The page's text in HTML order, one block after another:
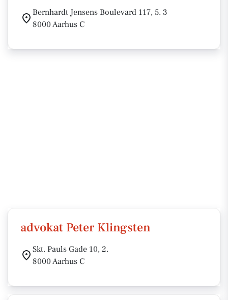
Bernhardt Jensens Boulevard 117, 5. 3
8000 Aarhus C
advokat Peter Klingsten
Skt. Pauls Gade 10, 2.
8000 Aarhus C